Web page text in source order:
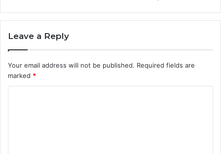
Leave a Reply
Your email address will not be published. Required fields are
marked *